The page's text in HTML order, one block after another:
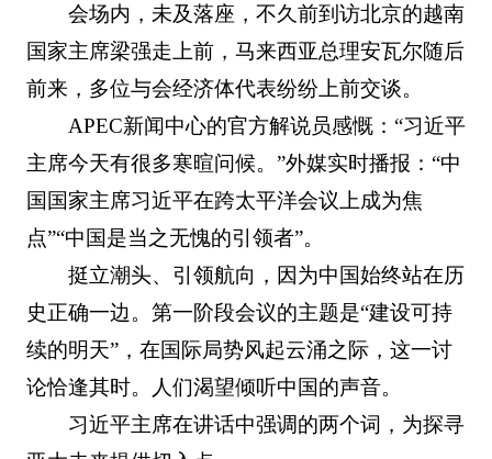
会场内，未及落座，不久前到访北京的越南
国家主席梁强走上前，马来西亚总理安瓦尔随后
前来，多位与会经济体代表纷纷上前交谈。
APEC新闻中心的官方解说员感慨：“习近平
主席今天有很多寒暄问候。”外媒实时播报：“中
国国家主席习近平在跨太平洋会议上成为焦
点”“中国是当之无愧的引领者”。
挺立潮头、引领航向，因为中国始终站在历
史正确一边。第一阶段会议的主题是“建设可持
续的明天”，在国际局势风起云涌之际，这一讨
论恰逢其时。人们渴望倾听中国的声音。
习近平主席在讲话中强调的两个词，为探寻